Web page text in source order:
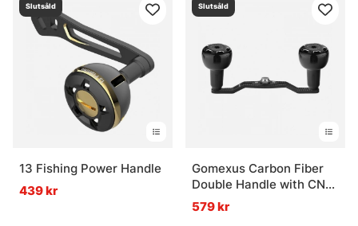
Slutsåld
13 Fishing Power Handle
439 kr
Slutsåld
Gomexus Carbon Fiber
Double Handle with CNC
Knob
579 kr